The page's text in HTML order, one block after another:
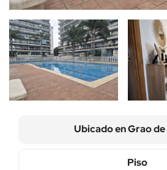
Ubicado enGrao
Piso